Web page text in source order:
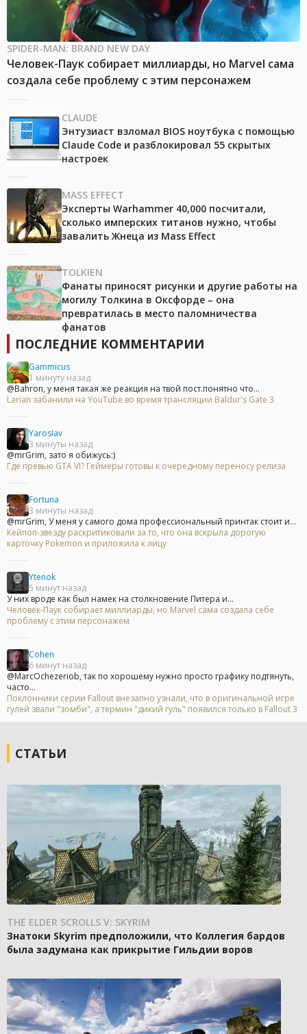
SPIDER-MAN: BRAND NEW DAY
Человек-Паук собирает миллиарды, но Marvel сама
создала себе проблему с этим персонажем
CLAUDE
Энтузиаст взломал BIOS ноутбука с помощью
Claude Code и разблокировал 55 скрытых
настроек
MASS EFFECT
Эксперты Warhammer 40,000 посчитали,
сколько имперских титанов нужно, чтобы
завалить Жнеца из Mass Effect
TOLKIEN
Фанаты приносят рисунки и другие работы на
могилу Толкина в Оксфорде – она
превратилась в место паломничества
фанатов
ПОСЛЕДНИЕ КОММЕНТАРИИ
Gammicus
1 минуту назад
@Bahron, у меня такая же реакция на твой пост.понятно что...
Larian забанили на YouTube во время трансляции Baldur's Gate 3
YarosIav
3 минуты назад
@mrGrim, зато я обижусь:)
Где превью GTA VI? Геймеры готовы к очередному переносу релиза
Fortuna
3 минуты назад
@mrGrim, У меня у самого дома профессиональный принтак стоит и...
Кейпоп-звезду раскритиковали за то, что она вскрыла дорогую
карточку Pokemon и приложила к лицу
Ytenok
5 минут назад
У них вроде как был намек на столкновение Питера и...
Человек-Паук собирает миллиарды, но Marvel сама создала себе
проблему с этим персонажем
Cohen
6 минут назад
@MarcOchezeriob, так по хорошему нужно просто графику подтянуть,
часто...
Поклонники серии Fallout внезапно узнали, что в оригинальной игре
гулей звали "зомби", а термин "дикий гуль" появился только в Fallout 3
СТАТЬИ
THE ELDER SCROLLS V: SKYRIM
Знатоки Skyrim предположили, что Коллегия бардов
была задумана как прикрытие Гильдии воров